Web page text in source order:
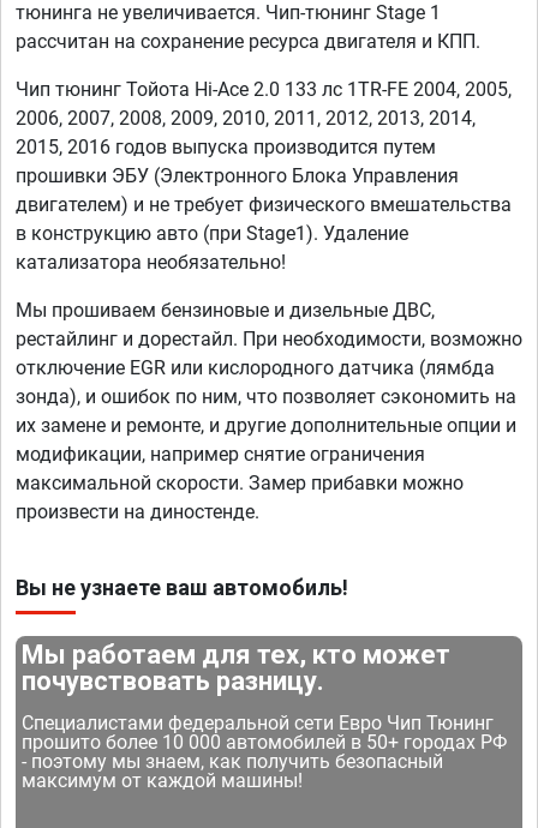
тюнинга не увеличивается. Чип-тюнинг Stage 1
рассчитан на сохранение ресурса двигателя и КПП.
Чип тюнинг Тойота Hi-Ace 2.0 133 лс 1TR-FE 2004, 2005,
2006, 2007, 2008, 2009, 2010, 2011, 2012, 2013, 2014,
2015, 2016 годов выпуска производится путем
прошивки ЭБУ (Электронного Блока Управления
двигателем) и не требует физического вмешательства
в конструкцию авто (при Stage1). Удаление
катализатора необязательно!
Мы прошиваем бензиновые и дизельные ДВС,
рестайлинг и дорестайл. При необходимости, возможно
отключение EGR или кислородного датчика (лямбда
зонда), и ошибок по ним, что позволяет сэкономить на
их замене и ремонте, и другие дополнительные опции и
модификации, например снятие ограничения
максимальной скорости. Замер прибавки можно
произвести на диностенде.
Вы не узнаете ваш автомобиль!
Мы работаем для тех, кто может
почувствовать разницу.
Специалистами федеральной сети Евро Чип Тюнинг
прошито более 10 000 автомобилей в 50+ городах РФ
- поэтому мы знаем, как получить безопасный
максимум от каждой машины!